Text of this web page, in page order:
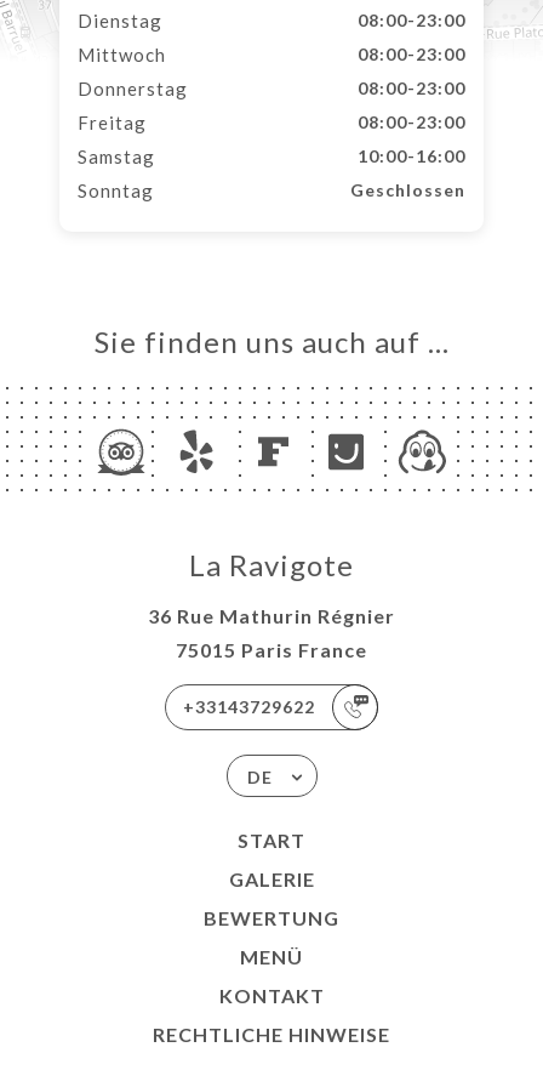
Dienstag 08:00-23:00
Mittwoch 08:00-23:00
Donnerstag 08:00-23:00
Freitag 08:00-23:00
Samstag 10:00-16:00
Sonntag Geschlossen
Sie finden uns auch auf …
La Ravigote
36 Rue Mathurin Régnier
75015 Paris France
+33143729622
DE
START
GALERIE
BEWERTUNG
MENÜ
KONTAKT
RECHTLICHE HINWEISE